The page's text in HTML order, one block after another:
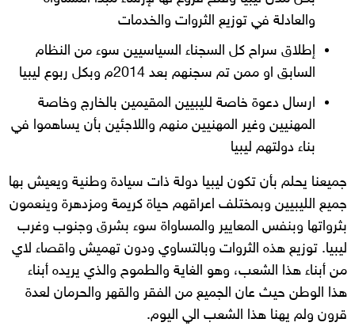
والعادلة في توزيع الثروات والخدمات
إطلاق سراح كل السجناء السياسيين سوء من النظام
السابق او ممن تم سجنهم بعد 2014م وبكل ربوع ليبيا
ارسال دعوة خاصة لليبيين المقيمين بالخارج وخاصة
المهنيين وغير المهنيين منهم واللاجئين بأن يساهموا في
بناء دولتهم ليبيا
جميعنا يحلم بأن تكون ليبيا دولة ذات سيادة وطنية ويعيش بها
جميع الليبيين وبمختلف اعراقهم حياة كريمة ومزدهرة وينعمون
بثرواتها وبنفس المعايير والمساواة سوء بشرق وجنوب وغرب
ليبيا. توزيع هذه الثروات وبالتساوي ودون تهميش واقصاء لاي
من أبناء هذا الشعب، وهو الغاية والطموح والذي يريده أبناء
هذا الوطن حيث عان الجميع من الفقر والقهر والحرمان لعدة
قرون ولم يهنا هذا الشعب الي اليوم.